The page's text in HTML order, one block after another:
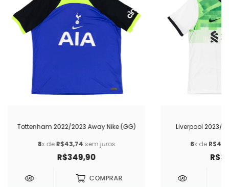
Tottenham 2022/2023 Away Nike (GG)
8x deR$43,74 sem juros
R$349,90
COMPRAR
Liverpool 2023/
8x de